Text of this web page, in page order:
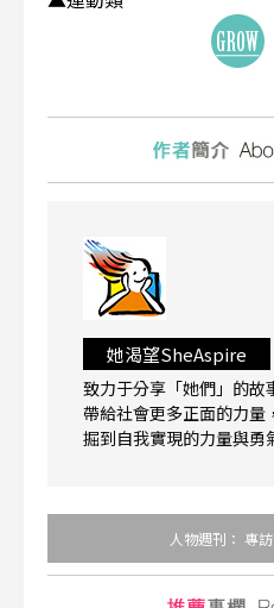
她渴望SheAspire
致力于分享「她們」的故
帶給社會更多正面的力量
掘到自我實現的力量與勇
人物週刊： 專訪